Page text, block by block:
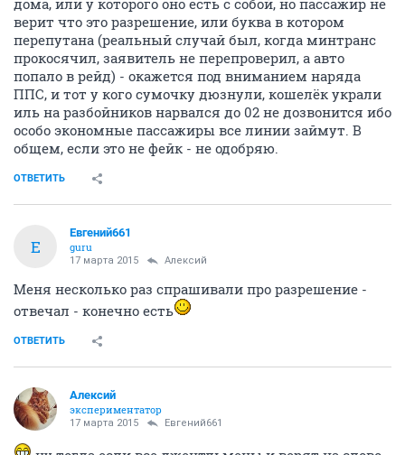
дома, или у которого оно есть с собой, но пассажир не
верит что это разрешение, или буква в котором
перепутана (реальный случай был, когда минтранс
прокосячил, заявитель не перепроверил, а авто
попало в рейд) - окажется под вниманием наряда
ППС, и тот у кого сумочку дюзнули, кошелёк украли
иль на разбойников нарвался до 02 не дозвонится ибо
особо экономные пассажиры все линии займут. В
общем, если это не фейк - не одобряю.
ОТВЕТИТЬ
Е
Евгений661
guru
17 марта 2015 Алексий
Меня несколько раз спрашивали про разрешение -
отвечал - конечно есть
ОТВЕТИТЬ
Алексий
экспериментатор
17 марта 2015 Евгений661